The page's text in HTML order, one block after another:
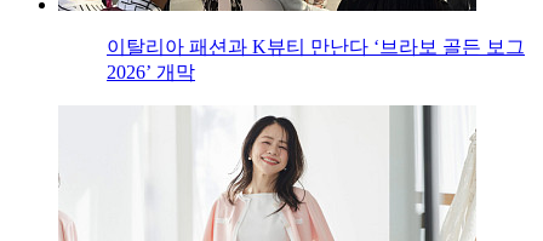
이탈리아 패션과 K뷰티 만난다 ‘브라보 골든 보그
2026’ 개막